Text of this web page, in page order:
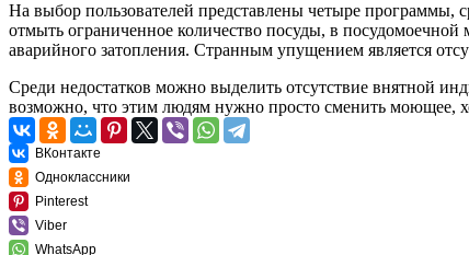
На выбор пользователей представлены четыре программы,
отмыть ограниченное количество посуды, в
аварийного затопления. Странным упущением является
Среди недостатков можно выделить отсутствие внятной
возможно, что этим людям нужно просто сменить моющее,
ВКонтакте
Одноклассники
Pinterest
Viber
WhatsApp